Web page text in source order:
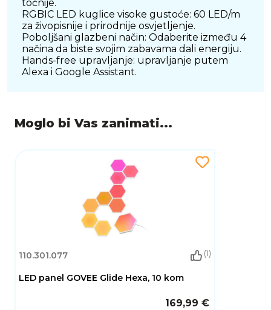
točnije.
RGBIC LED kuglice visoke gustoće: 60 LED/m
za živopisnije i prirodnije osvjetljenje.
Poboljšani glazbeni način: Odaberite između 4
načina da biste svojim zabavama dali energiju.
Hands-free upravljanje: upravljanje putem
Alexa i Google Assistant.
Moglo bi Vas zanimati...
110.301.077 (1)
LED panel GOVEE Glide Hexa, 10 kom
169,99 €